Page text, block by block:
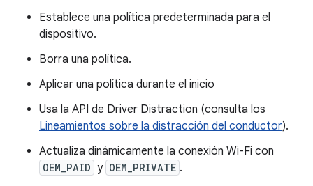
Establece una política predeterminada para el
dispositivo.
Borra una política.
Aplicar una política durante el inicio
Usa la API de Driver Distraction (consulta los
Lineamientos sobre la distracción del conductor).
Actualiza dinámicamente la conexión Wi-Fi con
OEM_PAID y OEM_PRIVATE .